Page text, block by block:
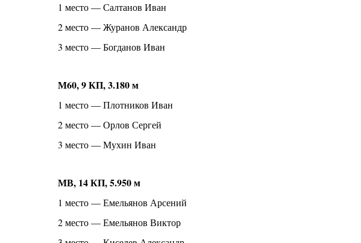
1 место — Салтанов Иван
2 место — Журанов Александр
3 место — Богданов Иван
М60, 9 КП, 3.180 м
1 место — Плотников Иван
2 место — Орлов Сергей
3 место — Мухин Иван
МВ, 14 КП, 5.950 м
1 место — Емельянов Арсений
2 место — Емельянов Виктор